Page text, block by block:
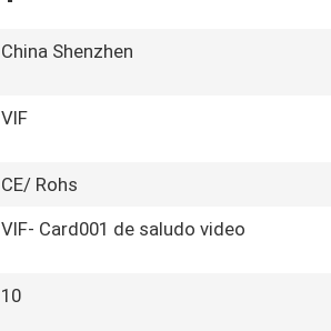
China Shenzhen
VIF
CE/ Rohs
VIF- Card001 de saludo video
10